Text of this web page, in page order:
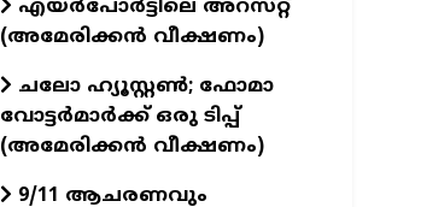
എയർപോർട്ടിലെ അറസ്‌റ്റ്
(അമേരിക്കൻ വീക്ഷണം)
ചലോ ഹ്യൂസ്റ്റൺ; ഫോമാ
വോട്ടർമാർക്ക് ഒരു ടിപ്പ്
(അമേരിക്കൻ വീക്ഷണം)
9/11 ആചരണവും